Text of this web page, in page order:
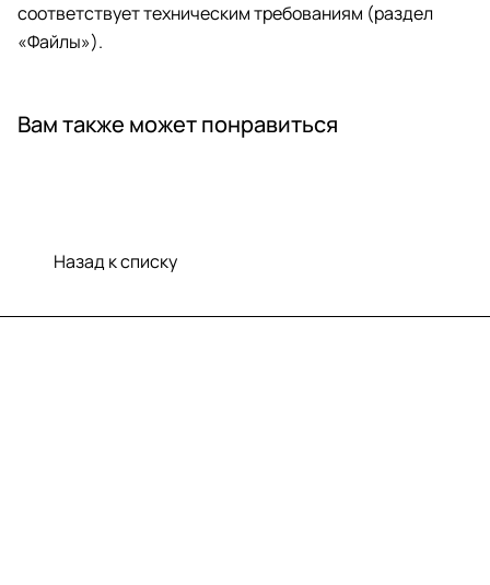
соответствует техническим требованиям (раздел
«Файлы»).
Вам также может понравиться
Назад к списку